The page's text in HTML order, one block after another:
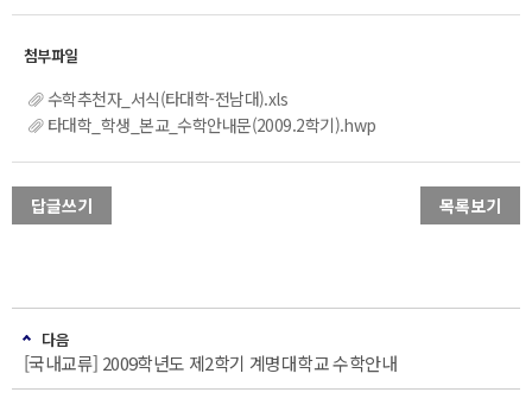
수학추천자_서식(타대학-전남대).xls
타대학_학생_본교_수학안내문(2009.2학기).hwp
답글쓰기 목록보기
다음
[국내교류] 2009학년도 제2학기 계명대학교 수학안내